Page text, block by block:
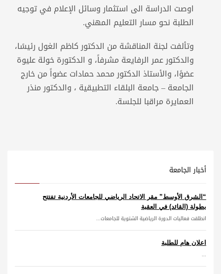
اوصت الدراسة الى استثمار وسائل الإعلام في توجيه
الطلبة نحو مسار التعليم المهني.
وتألفت لجنة المناقشة من الدكتور كاظم الغول رئيسًا،
والدكتور عمر الرفايعة مشرفاً، و الدكتورة خولة عليوة
عضوًا، والأستاذ الدكتور محمد حمادات عضواً من خارج
الجامعة – جامعة البلقاء التطبيقية ، والدكتور منذر
العمايرة مراقبا للجلسة.
أخبار الجامعة
“الشرق الأوسط” مقر الاتحاد الرياضي للجامعات الأردنية تفتتح
بطولة (القائد) في العقبة
انطلقت فعاليات الدورة الرياضية الشتوية للجامعات...
اعلان هام للطلبة
...